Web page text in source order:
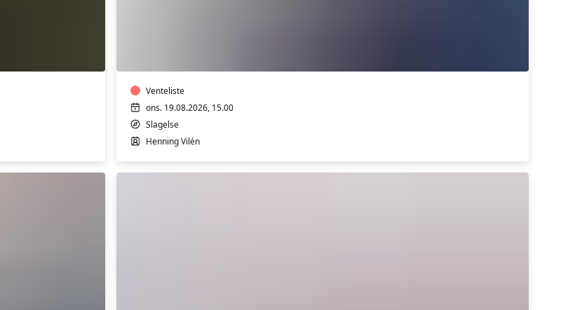
Henning
Vilén
i
Slagelse
Venteliste
ons. 19.08.2026, 15.00
Slagelse
Henning Vilén